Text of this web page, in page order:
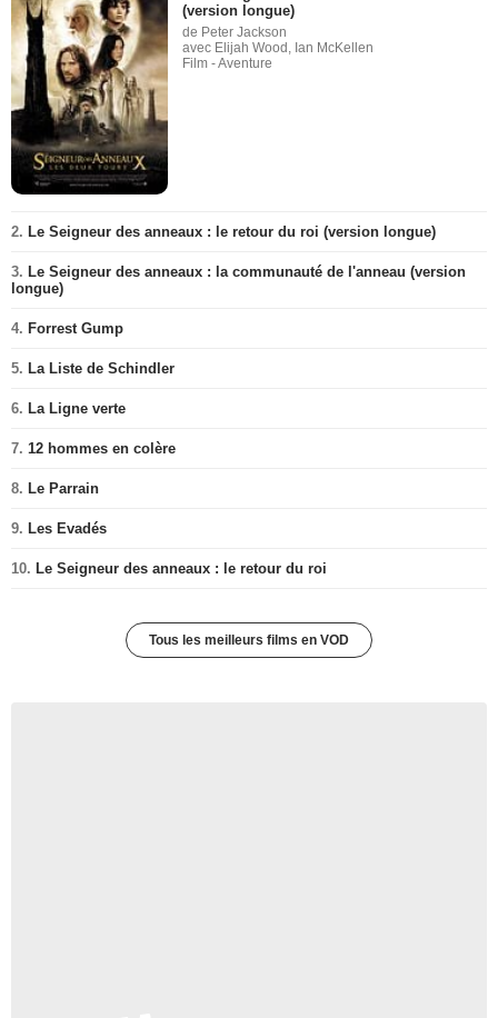
(version longue)
de Peter Jackson
avec Elijah Wood, Ian McKellen
Film - Aventure
2. Le Seigneur des anneaux : le retour du roi (version longue)
3. Le Seigneur des anneaux : la communauté de l'anneau (version
longue)
4. Forrest Gump
5. La Liste de Schindler
6. La Ligne verte
7. 12 hommes en colère
8. Le Parrain
9. Les Evadés
10. Le Seigneur des anneaux : le retour du roi
Tous les meilleurs films en VOD